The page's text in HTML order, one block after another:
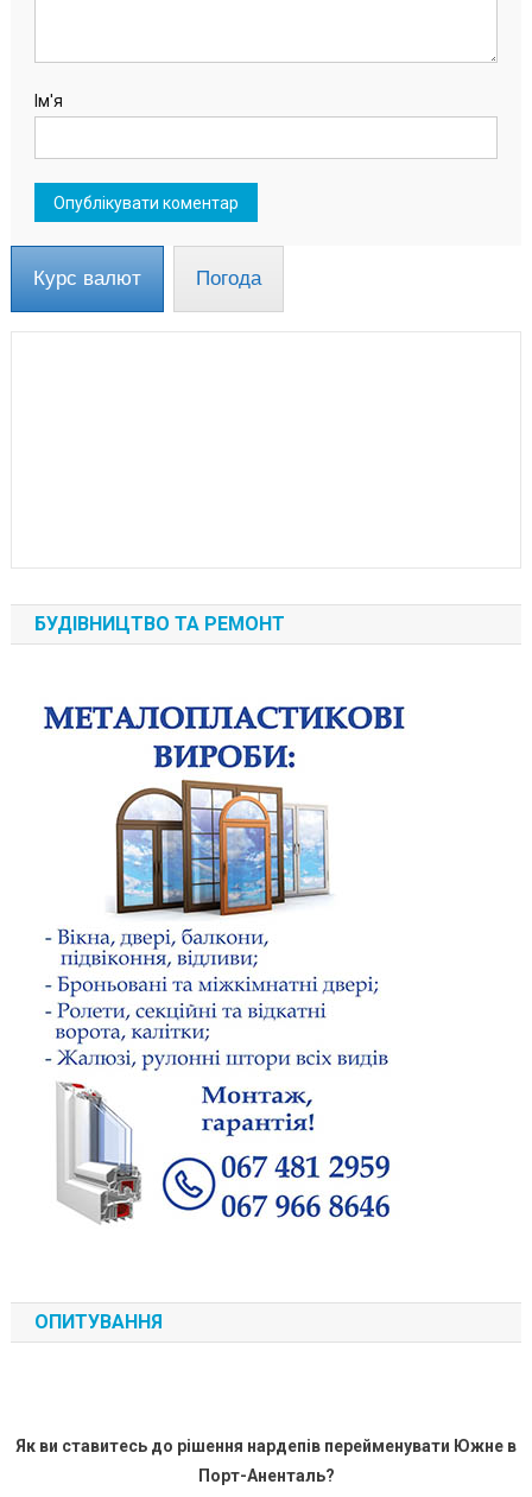
Ім'я
Курс валют Погода
БУДІВНИЦТВО ТА РЕМОНТ
ОПИТУВАННЯ
Як ви ставитесь до рішення нардепів перейменувати Южне в
Порт-Аненталь?